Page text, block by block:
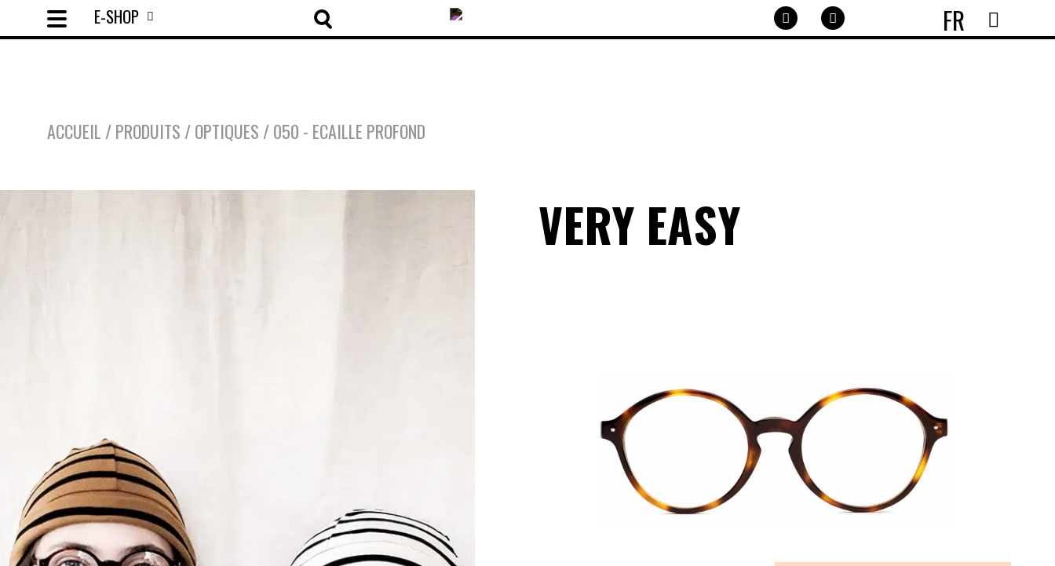
COLLECTIONS
SOLAIRES ACCESSOIRES
SAV RESPONSABLE
E-SHOP FR
ACCUEIL /PRODUITS /OPTIQUES /050 - ECAILLE PROFOND
VERY EASY